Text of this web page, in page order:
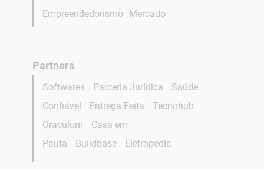
Empreendedorismo Mercado
Partners
Softwares Parceria Jurídica
Saúde
Confiável
Entrega Feita
Tecnohub
Oraculum
Casa em
Pauta
Buildbase Eletropedia